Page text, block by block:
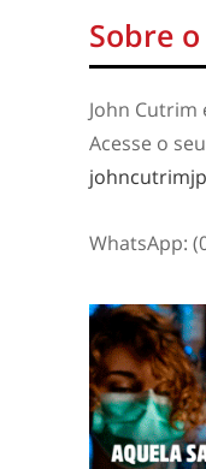
Sobre
John Cutrim
Acesse o seu
WhatsApp: